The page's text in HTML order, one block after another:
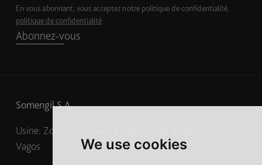
We use cookies
En vous abonnant, vous acceptez notre politique de confidentialité.
politique de confidentialité
Abonnez-vous
Somengil S.A.
Usine: Zona Industrial de Vagos, Lote 41 3840-385
Vagos